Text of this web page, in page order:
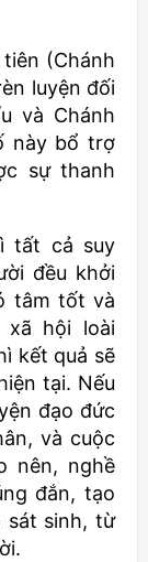
(Chánh
luyện đối
và Chánh
này bổ trợ
sự thanh
tất cả suy
đều khởi
tâm tốt và
hội loài
kết quả sẽ
tại. Nếu
đạo đức
và cuộc
nên, nghề
đắn, tạo
sát sinh, từ